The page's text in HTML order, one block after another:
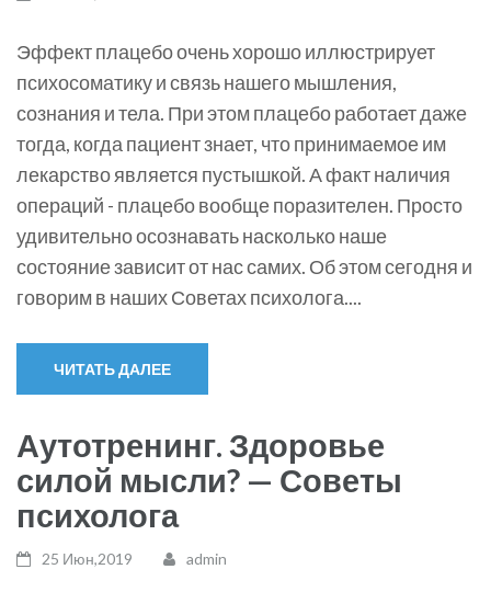
Эффект плацебо очень хорошо иллюстрирует
психосоматику и связь нашего мышления,
сознания и тела. При этом плацебо работает даже
тогда, когда пациент знает, что принимаемое им
лекарство является пустышкой. А факт наличия
операций - плацебо вообще поразителен. Просто
удивительно осознавать насколько наше
состояние зависит от нас самих. Об этом сегодня и
говорим в наших Советах психолога....
ЧИТАТЬ ДАЛЕЕ
Аутотренинг. Здоровье
силой мысли? — Советы
психолога
25 Июн,2019 admin